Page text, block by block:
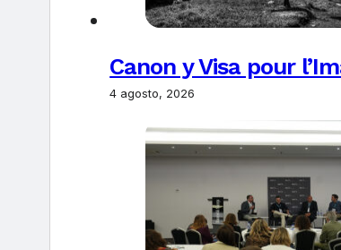
Canon y Visa pour
4 agosto, 2026